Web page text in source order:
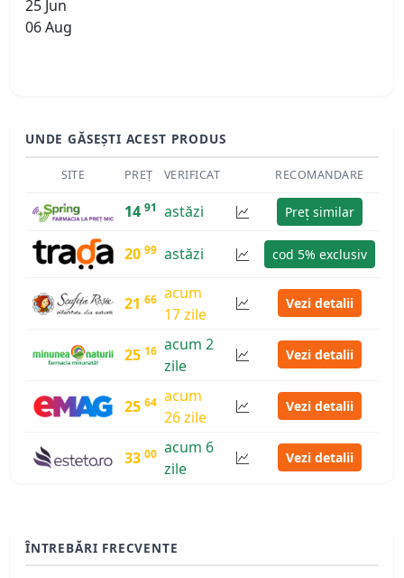
25 Jun
06 Aug
UNDE GĂSEȘTI ACEST PRODUS
SITE PREȚ VERIFICAT RECOMANDARE
14 91 astăzi Preț similar
20 99 astăzi cod 5% exclusiv
21 66 acum
17 zile
Vezi detalii
25 16 acum 2
zile
Vezi detalii
25 64 acum
26 zile
Vezi detalii
33 00 acum 6
zile
Vezi detalii
ÎNTREBĂRI FRECVENTE